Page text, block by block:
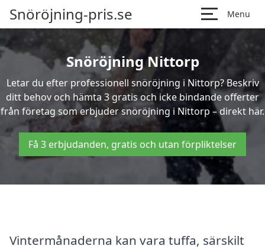
Snöröjning-pris.se Menu
Snöröjning Nittorp
Letar du efter professionell snöröjning i Nittorp? Beskriv
ditt behov och hämta 3 gratis och icke bindande offerter
från företag som erbjuder snöröjning i Nittorp – direkt här.
Få 3 erbjudanden, gratis och utan förpliktelser
Vintermånaderna kan vara tuffa, särskilt